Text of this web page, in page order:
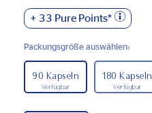
+ 33 Pure Points*
Packungsgröße auswählen:
90 Kapseln
Verfügbar
180 Kapseln
Verfügbar